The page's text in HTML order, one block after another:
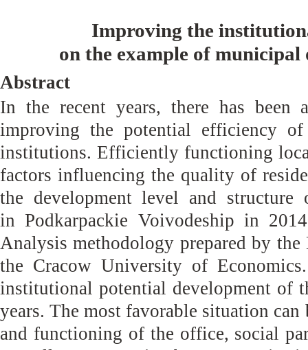
Improving the
on the example of
Abstract
In the recent years, there has been
improving the potential efficiency
institutions. Efficiently functioning
factors influencing the quality of
the development level and
in Podkarpackie Voivodeship in
Analysis methodology prepared by
the Cracow University of
institutional potential development of
years. The most favorable situation
and functioning of the office, social